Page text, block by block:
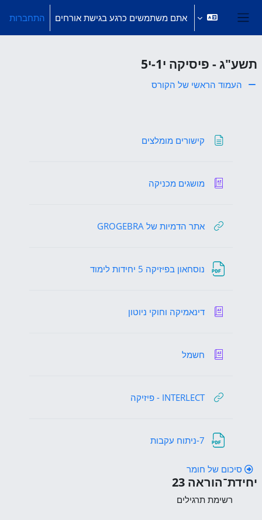
חלון סקירה צדדי
אתם משתמשים כרגע בגישת אורחים התחברות
תשע"ג - פיסיקה י1-י5
העמוד הראשי של הקורס
קישורים מומלצים
מושגים מכניקה
אתר הדמיות של GROGEBRA
נוסחאון בפיזיקה 5 יחידות לימוד
דינאמיקה וחוקי ניוטון
חשמלאגרון מונחים
INTERLECT - פיזיקה
7-ניתוח עקבות
סיכום של חומר
יחידת־הוראה 23
יחידת־הוראה 23
רשימת תרגילים